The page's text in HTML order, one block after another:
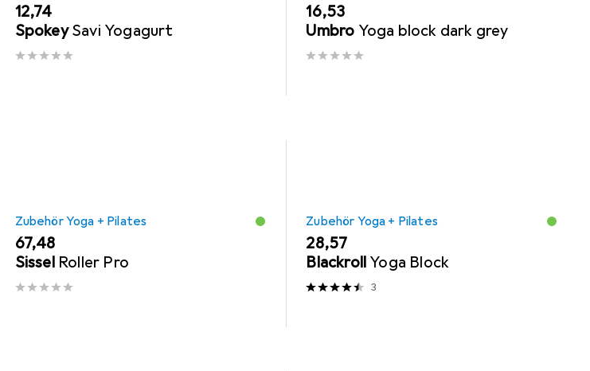
EUR
12,74
Spokey Savi Yogagurt
EUR
16,53
Umbro Yoga block dark grey
Zubehör Yoga + Pilates
EUR
67,48
Sissel Roller Pro
Zubehör Yoga + Pilates
EUR
28,57
Blackroll Yoga Block
3